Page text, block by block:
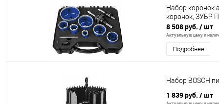
Набор коронок
коронок, ЗУБР
8 508 руб. / шт
Актуальную цену и
Подробнее
Набор BOSCH
1 839 руб. / шт